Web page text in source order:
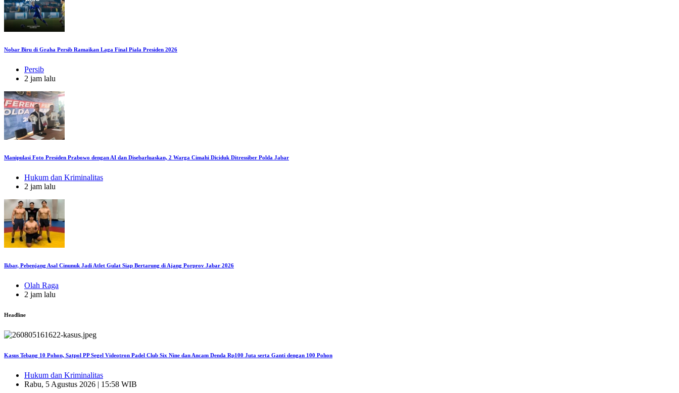
Nobar Biru di Graha Persib Ramaikan Laga Final Piala Presiden 2026
Persib
2 jam lalu
Manipulasi Foto Presiden Prabowo dengan AI dan Disebarluaskan, 2 Warga Cimahi Diciduk Ditressiber Polda Jabar
Hukum dan Kriminalitas
2 jam lalu
Ikbar, Pebenjang Asal Cinunuk Jadi Atlet Gulat Siap Bertarung di Ajang Porprov Jabar 2026
Olah Raga
2 jam lalu
Headline
Kasus Tebang 10 Pohon, Satpol PP Segel Videotron Padel Club Six Nine dan Ancam Denda Rp100 Juta serta Ganti dengan 100 Pohon
Hukum dan Kriminalitas
Rabu, 5 Agustus 2026 | 15:58 WIB